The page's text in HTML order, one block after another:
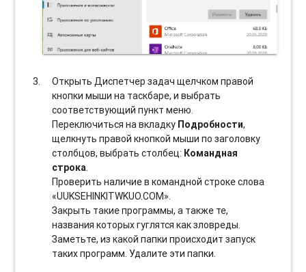
Открыть Диспетчер задач щелчком правой
кнопки мыши на таскбаре, и выбрать
соотвeтствующий пункт меню.
Переключиться на вкладку Подробности,
щелкнуть правой кнопкой мыши по заголовку
столбцов, выбрать столбец: Командная
строка.
Проверить наличие в командной строке слова
«UUKSEHINKITWKUO.COM».
Закрыть такие программы, а также те,
названия которых гуглятся как зловреды.
Заметьте, из какой папки происходит запуск
таких программ. Удалите эти папки.